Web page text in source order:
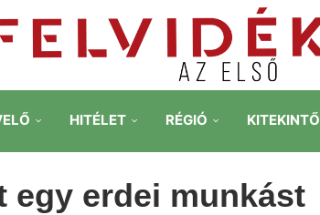
HITÉLET RÉGIÓ KITEKINTŐ
egy erdei munkást